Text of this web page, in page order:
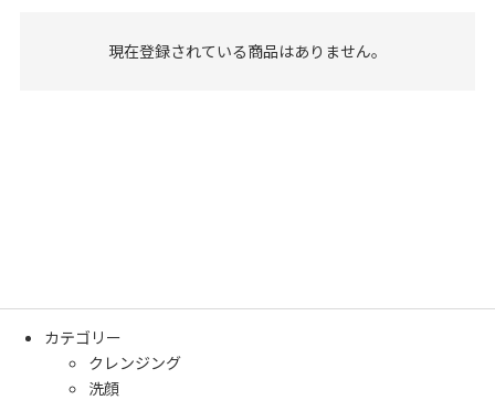
現在登録されている商品はありません。
カテゴリー
クレンジング
洗顔